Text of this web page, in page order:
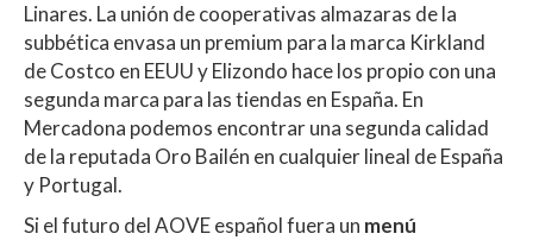
Linares. La unión de cooperativas almazaras de la
subbética envasa un premium para la marca Kirkland
de Costco en EEUU y Elizondo hace los propio con una
segunda marca para las tiendas en España. En
Mercadona podemos encontrar una segunda calidad
de la reputada Oro Bailén en cualquier lineal de España
y Portugal.
Si el futuro del AOVE español fuera un menú